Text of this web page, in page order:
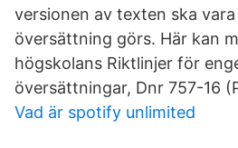
versionen av texten ska
översättning görs. Här kan
högskolans Riktlinjer för
översättningar, Dnr 757-16
Vad är spotify unlimited